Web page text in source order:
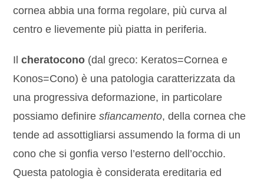
cornea abbia una forma regolare, più curva al
centro e lievemente più piatta in periferia.
Ilcheratocono (dal greco: Keratos=Cornea e
Konos=Cono) è una patologia caratterizzata da
una progressiva deformazione, in particolare
possiamo definiresfiancamento, della cornea che
tende ad assottigliarsi assumendo la forma di un
cono che si gonfia verso l’esterno dell’occhio.
Questa patologia è considerata ereditaria ed